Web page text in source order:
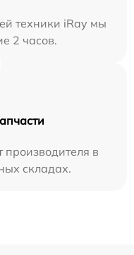
техники iRay мы
2 часов.
производителя в
складах.